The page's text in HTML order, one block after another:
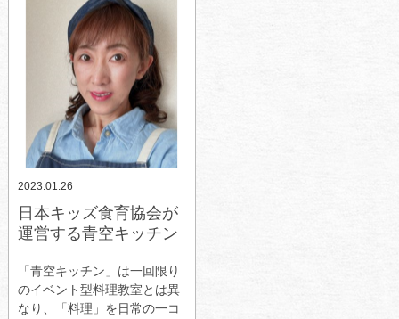
2023.01.26
日本キッズ食育協会が
運営する青空キッチン
「青空キッチン」は一回限り
のイベント型料理教室とは異
なり、「料理」を日常の一コ